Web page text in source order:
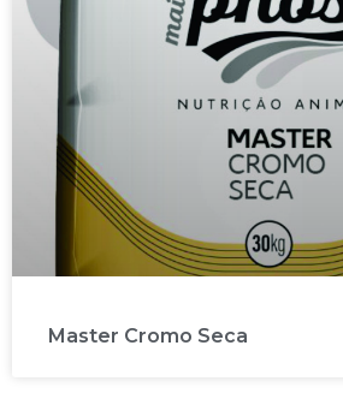
Master Cromo Seca